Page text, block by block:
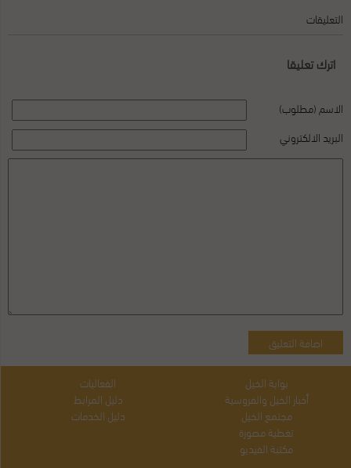
التعليقات
اترك تعليقا
الاسم (مطلوب)
البريد الالكتروني
بوابة الخيل
أخبار الخيل والفروسية
مجتمع الخيل
تغطية مصورة
مكتبة الفيديو
الفعاليات
دليل المرابط
دليل الخدمات